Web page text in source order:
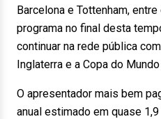
Barcelona e Tottenham,
programa no final desta
continuar na rede pública
Inglaterra e a Copa do
O apresentador mais bem
anual estimado em quase